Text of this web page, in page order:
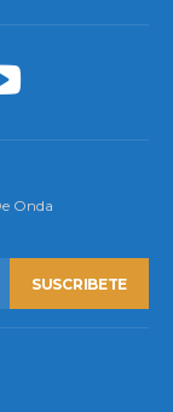
Onda
SUSCRIBETE